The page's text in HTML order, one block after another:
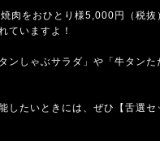
肉をおひとり様5,000円（税
ていますよ！
ンしゃぶサラダ」や「牛タン
したいときには、ぜひ【舌選セ